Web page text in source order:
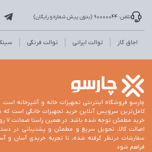
تلفن: 90000044 (بدون پیش شماره و رایگان)
اجاق گاز توالت ایرانی توالت فرنگی
چارسو فروشگاه اینترنتی تجهیزات خانه و آشپزخانه
کامل‌ترین سرویس آنلاین خرید تجهیزات خانگی است که
اصالت کالا، تحویل سریع و مطمئن و پشتیبانی در
سفارشات درنظر گرفته شده، تا تجربه خریدی آسان و
فراهم شود.